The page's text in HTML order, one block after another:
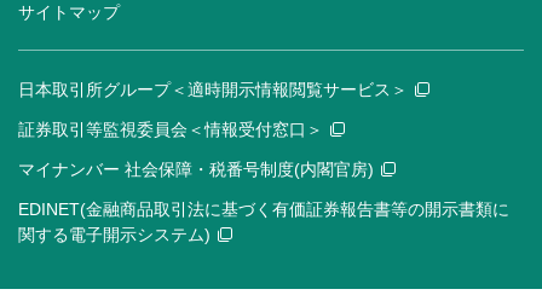
サイトマップ
日本取引所グループ＜適時開示情報閲覧サービス＞
証券取引等監視委員会＜情報受付窓口＞
マイナンバー 社会保障・税番号制度(内閣官房)
EDINET(金融商品取引法に基づく有価証券報告書等の開示書類に
関する電子開示システム)